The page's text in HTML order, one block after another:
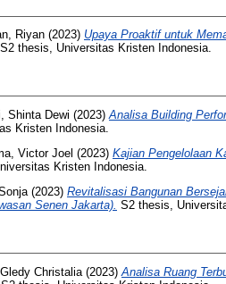
Riyan (2023) Upaya Proaktif untuk
S2 thesis, Universitas Kristen Indonesia.
Shinta Dewi (2023)Analisa Building
Kristen Indonesia.
Victor Joel (2023) Kajian Pengelolaan
Kristen Indonesia.
(2023) Revitalisasi Bangunan
Senen Jakarta). S2 thesis,
Christalia (2023) Analisa Ruang